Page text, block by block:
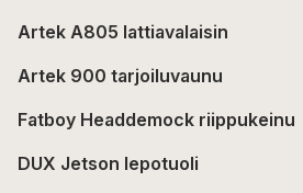
Artek A805 lattiavalaisin
Artek 900 tarjoiluvaunu
Fatboy Headdemock riippukeinu
DUX Jetson lepotuoli